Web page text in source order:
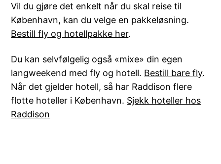
Vil du gjøre det enkelt når du skal reise til
København, kan du velge en pakkeløsning.
Bestill fly og hotellpakke her.
Du kan selvfølgelig også «mixe» din egen
langweekend med fly og hotell. Bestill bare fly.
Når det gjelder hotell, så har Raddison flere
flotte hoteller i København. Sjekk hoteller hos
Raddison